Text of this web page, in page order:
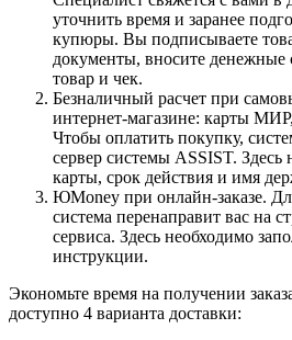
уточнить время и заранее
купюры. Вы подписываете
документы, вносите денежные
товар и чек.
Безналичный расчет при
интернет-магазине: карты
Чтобы оплатить покупку,
сервер системы ASSIST.
карты, срок действия и имя
ЮMoney при онлайн-заказе.
система перенаправит вас на
сервиса. Здесь необходимо
инструкции.
Экономьте время на получении
доступно 4 варианта доставки: